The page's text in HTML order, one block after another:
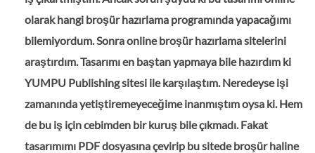
olarak hangi broşür hazırlama programında yapacağımı
bilemiyordum. Sonra online broşür hazırlama sitelerini
araştırdım. Tasarımı en baştan yapmaya bile hazırdım ki
YUMPU Publishing sitesi ile karşılaştım. Neredeyse işi
zamanında yetiştiremeyeceğime inanmıştım oysa ki. Hem
de bu iş için cebimden bir kuruş bile çıkmadı. Fakat
tasarımımı PDF dosyasına çevirip bu sitede broşür haline